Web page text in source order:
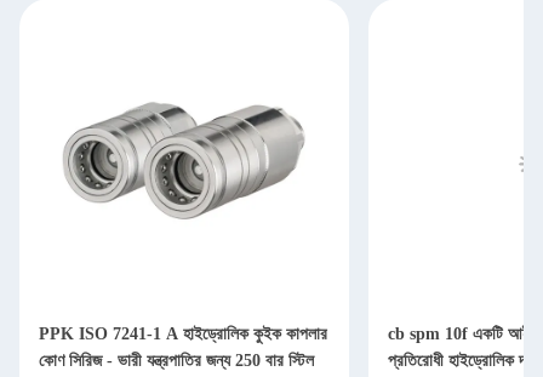
PPK ISO 7241-1 A হাইড্রোলিক কুইক কাপলার
কোণ সিরিজ - ভারী যন্ত্রপাতির জন্য 250 বার স্টিল
cb spm 10f একটি
প্রতিরোধী হাইড্রোলিক